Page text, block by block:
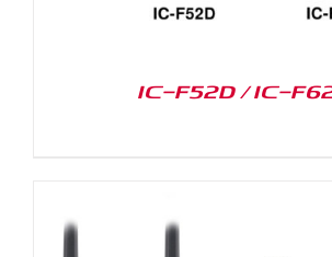
IC-F52D / IC-